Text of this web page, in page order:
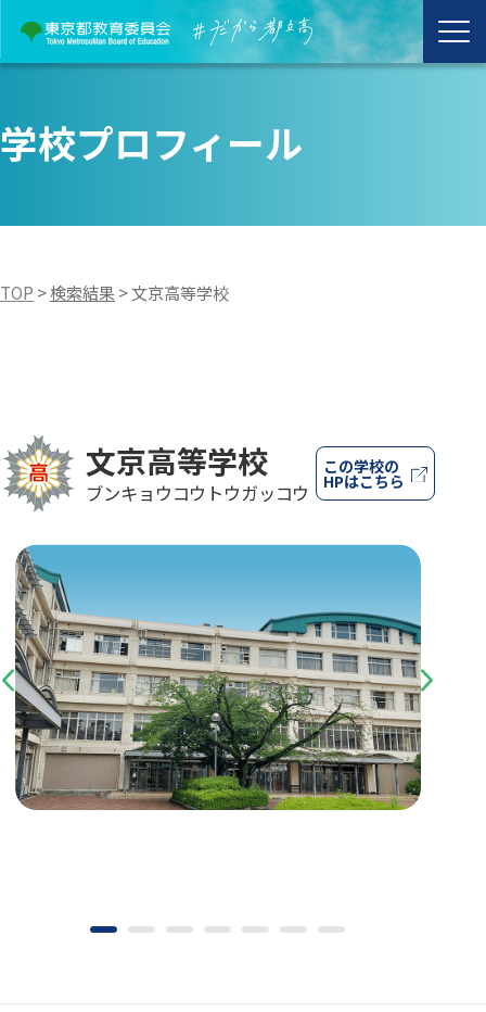
学校プロフィール
TOP >検索結果 >文京高等学校
文京高等学校
ブンキョウコウトウガッコウ
この学校の
HPはこちら
Previous Next